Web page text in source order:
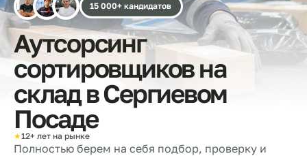
15 000+ кандидатов
Аутсорсинг
сортировщиков на
склад вСергиевом
Посаде
★12+ лет на рынке
Полностью берем на себя подбор, проверку и